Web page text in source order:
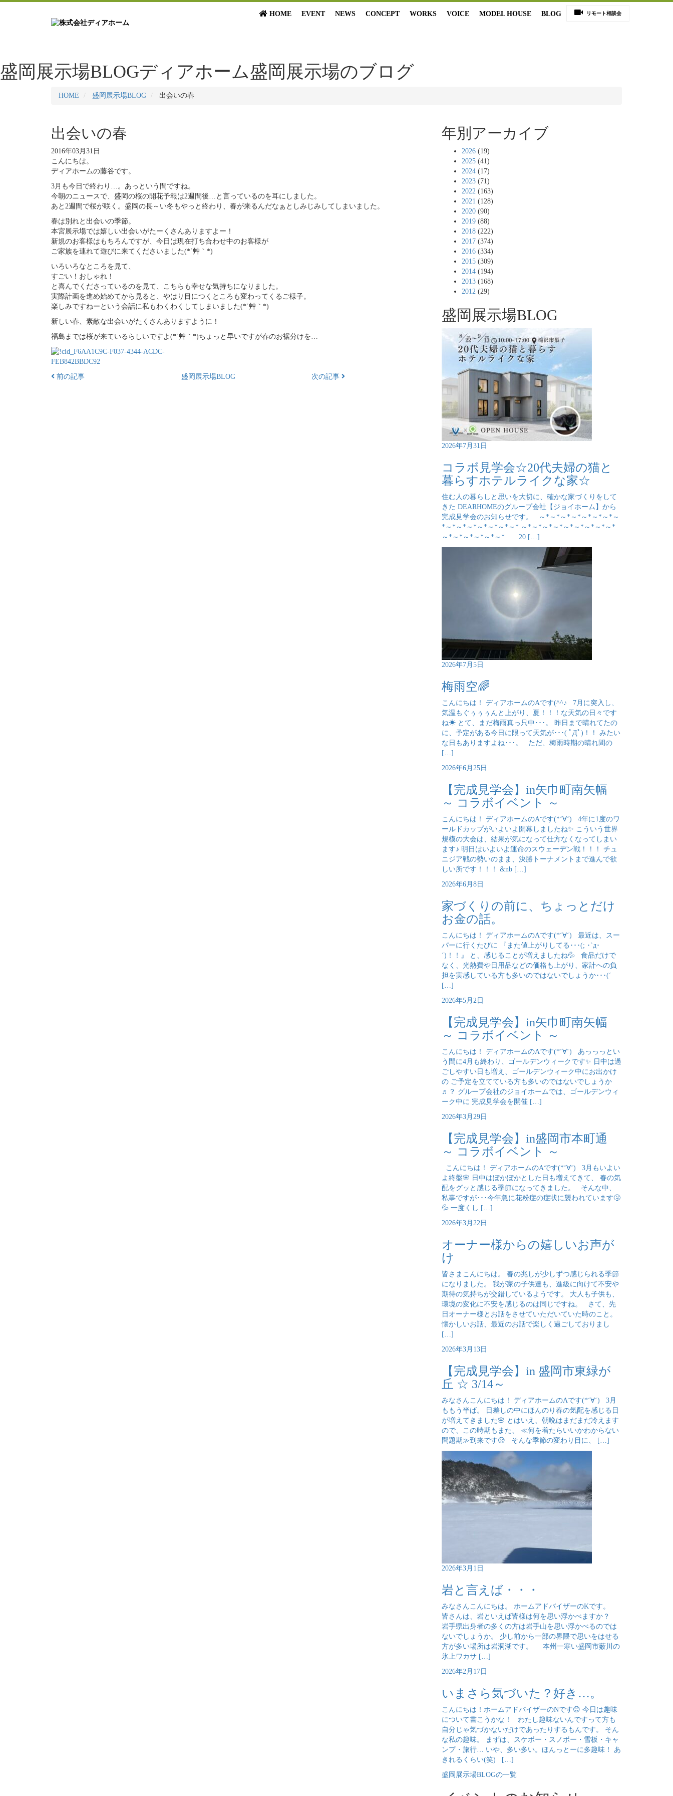
リモート相談会
HOME EVENT NEWS CONCEPT WORKS VOICE MODEL HOUSE BLOG
盛岡展示場BLOGディアホーム盛岡展示場のブログ
HOME 盛岡展示場BLOG 出会いの春
出会いの春
2016年03月31日
こんにちは。
ディアホームの藤谷です。
3月も今日で終わり…。あっという間ですね。
今朝のニュースで、盛岡の桜の開花予報は2週間後…と言っているのを耳にしました。
あと2週間で桜が咲く。盛岡の長～い冬もやっと終わり、春が来るんだなぁとしみじみしてしまいました。
春は別れと出会いの季節。
本宮展示場では嬉しい出会いがたーくさんありますよー！
新規のお客様はもちろんですが、今日は現在打ち合わせ中のお客様が
ご家族を連れて遊びに来てくださいました(*´艸｀*)
いろいろなところを見て、
すごい！おしゃれ！
と喜んでくださっているのを見て、こちらも幸せな気持ちになりました。
実際計画を進め始めてから見ると、やはり目につくところも変わってくるご様子。
楽しみですねーという会話に私もわくわくしてしまいました(*´艸｀*)
新しい春、素敵な出会いがたくさんありますように！
福島までは桜が来ているらしいですよ(*´艸｀*)ちょっと早いですが春のお裾分けを…
前の記事 盛岡展示場BLOG 次の記事
年別アーカイブ
2026 (19)
2025 (41)
2024 (17)
2023 (71)
2022 (163)
2021 (128)
2020 (90)
2019 (88)
2018 (222)
2017 (374)
2016 (334)
2015 (309)
2014 (194)
2013 (168)
2012 (29)
盛岡展示場BLOG
2026年7月31日
コラボ見学会☆20代夫婦の猫と
暮らすホテルライクな家☆
住む人の暮らしと思いを大切に、確かな家づくりをして
きた DEARHOMEのグループ会社【ジョイホーム】から
完成見学会のお知らせです。 ～*～*～*～*～*～*～*～
*～*～*～*～*～*～*～* ～*～*～*～*～*～*～*～*～*
～*～*～*～*～*～* 20 […]
2026年7月5日
梅雨空🌈
こんにちは！ ディアホームのAです(^^♪ 7月に突入し、
気温もぐぅぅぅんと上がり、夏！！！な天気の日々です
ね☀ とて、まだ梅雨真っ只中･･･。 昨日まで晴れてたの
に、予定がある今日に限って天気が･･･( ﾟДﾟ)！！ みたい
な日もありますよね･･･。 ただ、梅雨時期の晴れ間の
[…]
2026年6月25日
【完成見学会】in矢巾町南矢幅
～ コラボイベント ～
こんにちは！ ディアホームのAです(*‘∀‘) 4年に1度のワ
ールドカップがいよいよ開幕しましたね✨ こういう世界
規模の大会は、結果が気になって仕方なくなってしまい
ます♪ 明日はいよいよ運命のスウェーデン戦！！！ チュ
ニジア戦の勢いのまま、決勝トーナメントまで進んで欲
しい所です！！！ &nb […]
2026年6月8日
家づくりの前に、ちょっとだけ
お金の話。
こんにちは！ ディアホームのAです(*‘∀‘) 最近は、スー
パーに行くたびに 『また値上がりしてる･･･(; ･`д･
´)！！』 と、感じることが増えましたね💦 食品だけで
なく、光熱費や日用品などの価格も上がり、家計への負
担を実感している方も多いのではないでしょうか･･･(´
[…]
2026年5月2日
【完成見学会】in矢巾町南矢幅
～ コラボイベント ～
こんにちは！ ディアホームのAです(*‘∀‘) あっっっとい
う間に4月も終わり、ゴールデンウィークです✨ 日中は過
ごしやすい日も増え、ゴールデンウィーク中にお出かけ
の ご予定を立てている方も多いのではないでしょうか
♬？ グループ会社のジョイホームでは、ゴールデンウィ
ーク中に 完成見学会を開催 […]
2026年3月29日
【完成見学会】in盛岡市本町通
～ コラボイベント ～
こんにちは！ ディアホームのAです(*‘∀‘) 3月もいよい
よ終盤🌸 日中はぽかぽかとした日も増えてきて、 春の気
配をグッと感じる季節になってきました。 そんな中、
私事ですが･･･今年急に花粉症の症状に襲われています🤧
💦 一度くし […]
2026年3月22日
オーナー様からの嬉しいお声が
け
皆さまこんにちは。 春の兆しが少しずつ感じられる季節
になりました。 我が家の子供達も、進級に向けて不安や
期待の気持ちが交錯しているようです。 大人も子供も、
環境の変化に不安を感じるのは同じですね。 さて、先
日オーナー様とお話をさせていただいていた時のこと。
懐かしいお話、最近のお話で楽しく過ごしておりまし
[…]
2026年3月13日
【完成見学会】in 盛岡市東緑が
丘 ☆ 3/14～
みなさんこんにちは！ ディアホームのAです(*‘∀‘) 3月
ももう半ば。 日差しの中にほんのり春の気配を感じる日
が増えてきました🌸 とはいえ、朝晩はまだまだ冷えます
ので、この時期もまた、 ≪何を着たらいいかわからない
問題期≫到来です😥 そんな季節の変わり目に、 […]
2026年3月1日
岩と言えば・・・
みなさんこんにちは。 ホームアドバイザーのKです。
皆さんは、岩といえば皆様は何を思い浮かべますか？
岩手県出身者の多くの方は岩手山を思い浮かべるのでは
ないでしょうか。 少し前から一部の界隈で思いをはせる
方が多い場所は岩洞湖です。 本州一寒い盛岡市薮川の
氷上ワカサ […]
2026年2月17日
いまさら気づいた？好き…。
こんにちは！ホームアドバイザーのNです😊 今日は趣味
について書こうかな！ わたし趣味ないんですって方も
自分じゃ気づかないだけであったりするもんです。 そん
な私の趣味。 まずは、スケボー・スノボー・雪板・キャ
ンプ・旅行… いや、多い多い。ほんっとーに多趣味！ あ
きれるくらい(笑) […]
盛岡展示場BLOGの一覧